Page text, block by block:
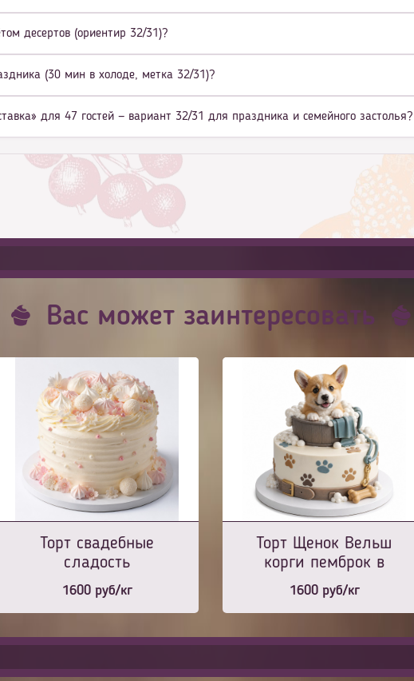
десертов (ориентир 32/31)?
(30 мин в холоде, метка 32/31)?
для 47 гостей — вариант 32/31 для праздника и семейного застолья?
Вас может заинтересовать
Торт свадебные
сладость
1600руб/кг
Торт Щенок Вельш
корги пемброк в
ведерке
1600руб/кг